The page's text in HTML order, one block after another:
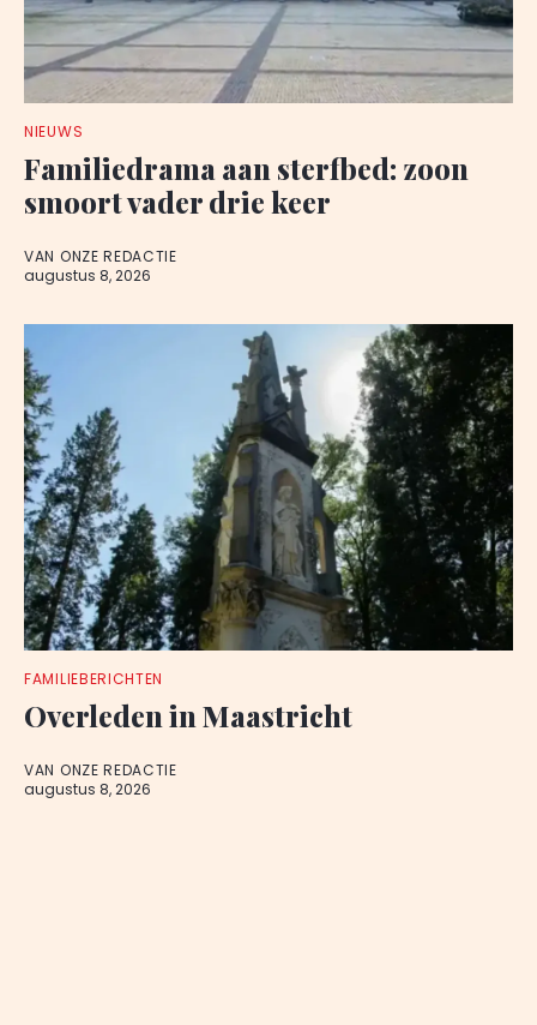
NIEUWS
Familiedrama aan sterfbed: zoon
smoort vader drie keer
VAN ONZE REDACTIE
augustus 8, 2026
FAMILIEBERICHTEN
Overleden in Maastricht
VAN ONZE REDACTIE
augustus 8, 2026